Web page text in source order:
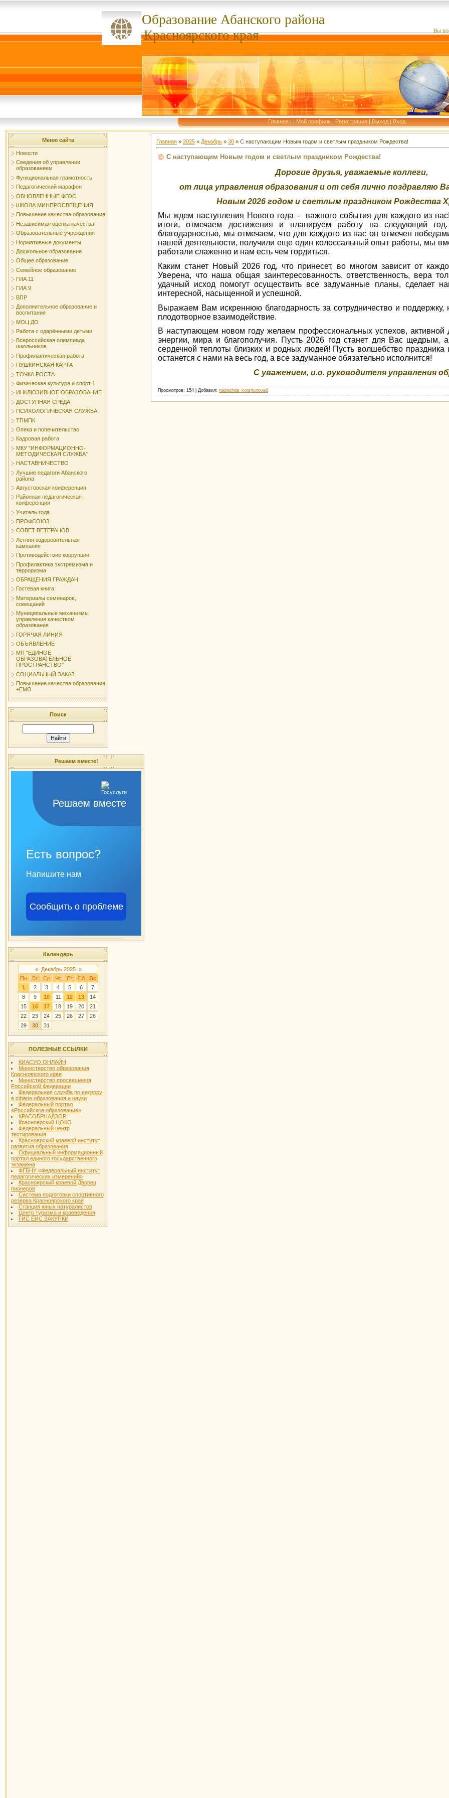
Образование Абанского района
сссссссКрасноярского края Вы
Главная | | Мой профиль | Регистрация | Выход | Вход
Меню сайта
Новости
Сведения об управлении
образованием
Функциональная грамотность
Педагогический марафон
ОБНОВЛЕННЫЕ ФГОС
ШКОЛА МИНПРОСВЕЩЕНИЯ
Повышение качества образования
Независимая оценка качества
Образовательные учреждения
Нормативные документы
Дошкольное образование
Общее образование
Семейное образование
ГИА 11
ГИА 9
ВПР
Дополнительное образование и
воспитание
МОЦ ДО
Работа с одарёнными детьми
Всероссийская олимпиада
школьников
Профилактическая работа
ПУШКИНСКАЯ КАРТА
ТОЧКА РОСТА
Физическая культура и спорт 1
ИНКЛЮЗИВНОЕ ОБРАЗОВАНИЕ
ДОСТУПНАЯ СРЕДА
ПСИХОЛОГИЧЕСКАЯ СЛУЖБА
ТПМПК
Опека и попечительство
Кадровая работа
МКУ "ИНФОРМАЦИОННО-
МЕТОДИЧЕСКАЯ СЛУЖБА"
НАСТАВНИЧЕСТВО
Лучшие педагоги Абанского
района
Августовская конференция
Районная педагогическая
конференция
Учитель года
ПРОФСОЮЗ
СОВЕТ ВЕТЕРАНОВ
Летняя оздоровительная
кампания
Противодействие коррупции
Профилактика экстремизма и
терроризма
ОБРАЩЕНИЯ ГРАЖДАН
Гостевая книга
Материалы семинаров,
совещаний
Муниципальные механизмы
управления качеством
образования
ГОРЯЧАЯ ЛИНИЯ
ОБЪЯВЛЕНИЕ
МП "ЕДИНОЕ
ОБРАЗОВАТЕЛЬНОЕ
ПРОСТРАНСТВО"
СОЦИАЛЬНЫЙ ЗАКАЗ
Повышение качества образования
+ЕМО
Поиск
Решаем вместе!
Решаем вместе
Есть вопрос?
Напишите нам
Сообщить о проблеме
Календарь
« Декабрь 2025 »
Пн
Вт Ср Чт Пт Сб
Вс
1
2 3 4 5 6
7
8
9 10 11 12 13
14
15
16 17 18 19 20
21
22
23 24 25 26 27
28
29
30 31
ПОЛЕЗНЫЕ ССЫЛКИ
КИАСУО ОНЛАЙН
Министерство образования
Красноярского края
Министерство просвещения
Российской Федерации
Федеральная служба по надзору
в сфере образования и науки
Федеральный портал
«Российское образование»
КРАСОБРНАДЗОР
Красноярский ЦОКО
Федеральный центр
тестирования
Красноярский краевой институт
развития образования
Официальный информационный
портал единого государственного
экзамена
ФГБНУ «Федеральный институт
педагогических измерений»
Красноярский краевой Дворец
пионеров
Система подготовки спортивного
резерва Красноярского края
Станция юных натуралистов
Центр туризма и краеведения
ГИС ЕИС ЗАКУПКИ
Главная » 2025 » Декабрь » 30 » С наступающим Новым годом и светлым праздником Рождества!
С наступающим Новым годом и светлым праздником Рождества!
Дорогие друзья, уважаемые коллеги,
от лица управления образования и от себя лично поздравляю
Новым 2026 годом и светлым праздником Рождества
Мы ждем наступления Нового года - важного события для каждого из
итоги, отмечаем достижения и планируем работу на следующий
благодарностью, мы отмечаем, что для каждого из нас он отмечен
нашей деятельности, получили еще один колоссальный опыт работы, мы
работали слаженно и нам есть чем гордиться.
Каким станет Новый 2026 год, что принесет, во многом зависит от
Уверена, что наша общая заинтересованность, ответственность, вера
удачный исход помогут осуществить все задуманные планы, сделает
интересной, насыщенной и успешной.
Выражаем Вам искреннюю благодарность за сотрудничество и
плодотворное взаимодействие.
В наступающем новом году желаем профессиональных успехов, активной
энергии, мира и благополучия. Пусть 2026 год станет для Вас щедрым,
сердечной теплоты близких и родных людей! Пусть волшебство праздника
останется с нами на весь год, а все задуманное обязательно исполнится!
С уважением, и.о. руководителя управления
Просмотров: 154 | Добавил: nadezhda_korshunova8